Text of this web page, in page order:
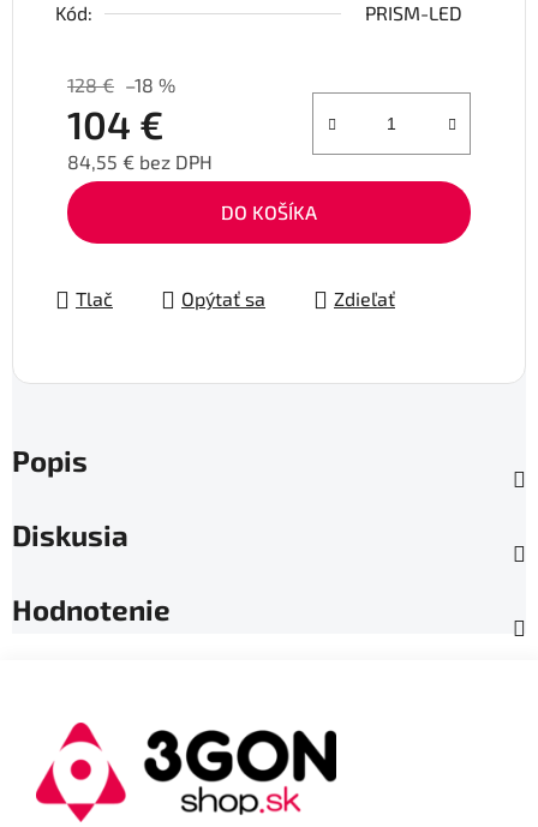
Kód:
PRISM-LED
128 € –18 %
104 €
84,55 € bez DPH
Jednotková cena:
DO KOŠÍKA
Tlač Opýtať sa Zdieľať
Popis
Diskusia
Hodnotenie